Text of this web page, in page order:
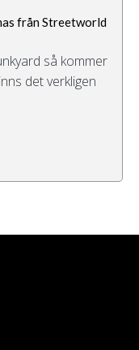
från Streetworld
så kommer
det verkligen